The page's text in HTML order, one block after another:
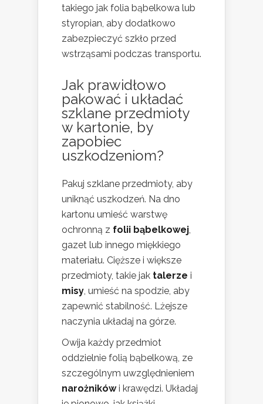
takiego jak folia bąbelkowa lub
styropian, aby dodatkowo
zabezpieczyć szkło przed
wstrząsami podczas transportu.
Jak prawidłowo
pakować i układać
szklane przedmioty
w kartonie, by
zapobiec
uszkodzeniom?
Pakuj szklane przedmioty, aby
uniknąć uszkodzeń. Na dno
kartonu umieść warstwę
ochronną z folii bąbelkowej
gazet lub innego miękkiego
materiału. Cięższe i większe
przedmioty, takie jak talerze i
misy , umieść na spodzie, aby
zapewnić stabilność. Lżejsze
naczynia układaj na górze.
Owija każdy przedmiot
oddzielnie folią bąbelkową, ze
szczególnym uwzględnieniem
narożnikówi krawędzi. Układaj